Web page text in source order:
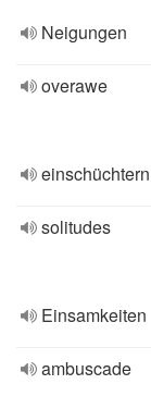
Neigungen
overawe
einschüchtern
solitudes
Einsamkeiten
ambuscade